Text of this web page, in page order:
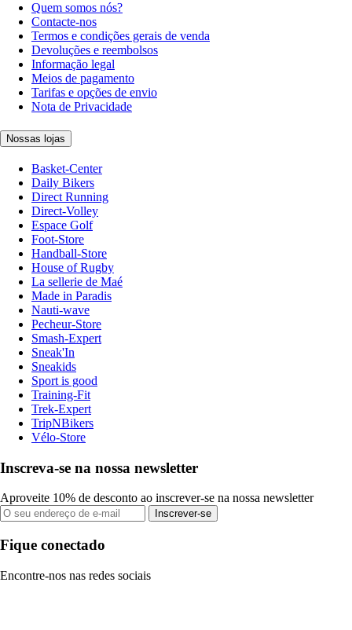
Quem somos nós?
Contacte-nos
Termos e condições gerais de venda
Devoluções e reembolsos
Informação legal
Meios de pagamento
Tarifas e opções de envio
Nota de Privacidade
Nossas lojas
Basket-Center
Daily Bikers
Direct Running
Direct-Volley
Espace Golf
Foot-Store
Handball-Store
House of Rugby
La sellerie de Maé
Made in Paradis
Nauti-wave
Pecheur-Store
Smash-Expert
Sneak'In
Sneakids
Sport is good
Training-Fit
Trek-Expert
TripNBikers
Vélo-Store
Inscreva-se na nossa newsletter
Aproveite 10% de desconto ao inscrever-se na nossa newsletter
Inscrever-se
Fique conectado
Encontre-nos nas redes sociais